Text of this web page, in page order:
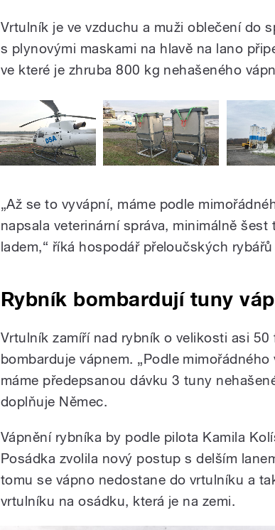
Vrtulník je ve vzduchu a muži oblečení do
s plynovými maskami na hlavě na lano
ve které je zhruba 800 kg nehašeného
„Až se to vyvápní, máme podle
napsala veterinární správa, minimálně
ladem,“ říká hospodář přeloučských
Rybník bombardují tuny
Vrtulník zamíří nad rybník o velikosti asi
bombarduje vápnem. „Podle
máme předepsanou dávku 3 tuny
doplňuje Němec.
Vápnění rybníka by podle pilota Kamila
Posádka zvolila nový postup s delším
tomu se vápno nedostane do vrtulníku a
vrtulníku na osádku, která je na zemi.